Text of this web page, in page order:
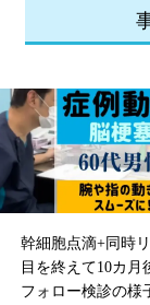
幹細胞点滴+同時
目を終えて10カ月
フォロー検診の様